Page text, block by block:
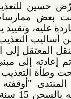
في
ممارسات
وتقييد يديه
التعذيب"،
إلى النيابة
مبنى
بالتهم
النيابة